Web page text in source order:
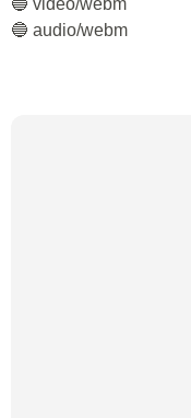
🔵 video/webm
🔵 audio/webm